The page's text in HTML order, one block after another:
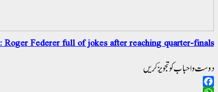
Roger Federer full of jokes after reaching quarter-finals
دوست و احباب کو تجویز کریں